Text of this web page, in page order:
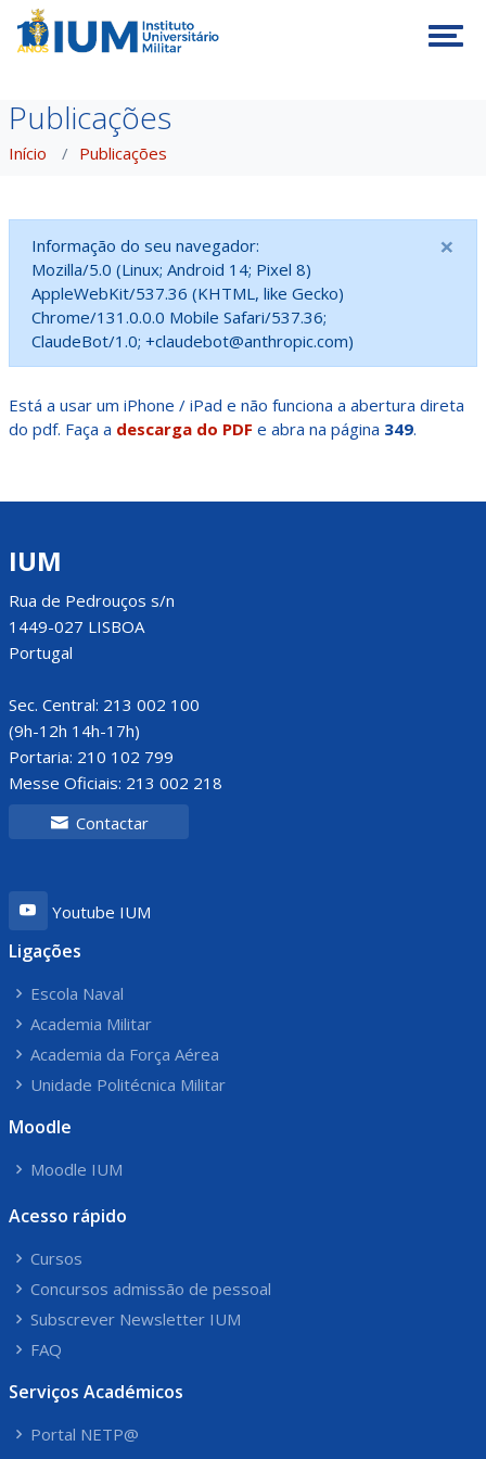
Publicações
Início Publicações
Informação do seu navegador:
Mozilla/5.0 (Linux; Android 14; Pixel 8)
AppleWebKit/537.36 (KHTML, like Gecko)
Chrome/131.0.0.0 Mobile Safari/537.36;
ClaudeBot/1.0; +claudebot@anthropic.com)
×
Está a usar um iPhone / iPad e não funciona a abertura direta
do pdf. Faça a descarga do PDF e abra na página 349.
IUM
Rua de Pedrouços s/n
1449-027 LISBOA
Portugal
Sec. Central: 213 002 100
(9h-12h 14h-17h)
Portaria: 210 102 799
Messe Oficiais: 213 002 218
Contactar
Youtube IUM
Ligações
Escola Naval
Academia Militar
Academia da Força Aérea
Unidade Politécnica Militar
Moodle
Moodle IUM
Acesso rápido
Cursos
Concursos admissão de pessoal
Subscrever Newsletter IUM
FAQ
Serviços Académicos
Portal NETP@